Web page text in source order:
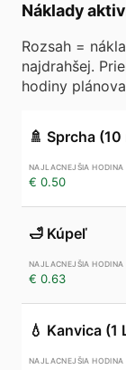
Náklady
Rozsah =
najdrahšej.
hodiny
🚿 Sprcha (10
€ 0.50
🛁 Kúpeľ
€ 0.63
💧 Kanvica (1